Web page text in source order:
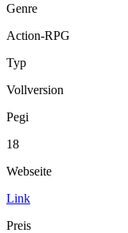
Genre
Action-RPG
Typ
Vollversion
Pegi
18
Webseite
Link
Preis